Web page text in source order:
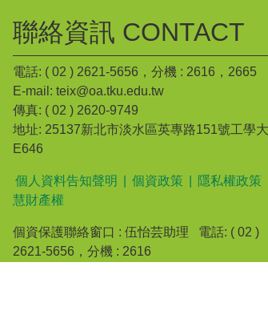
聯絡資訊 CONTACT
電話: ( 02 ) 2621-5656，分機 : 2616，2665
E-mail: teix@oa.tku.edu.tw
傳真: ( 02 ) 2620-9749
地址: 25137新北市淡水區英專路151號工學
E646
個人資料告知聲明 個資政策 隱私權政策
慧財產權
個資保護聯絡窗口 : 伍怡芸助理 電話: ( 02 )
2621-5656，分機 : 2616